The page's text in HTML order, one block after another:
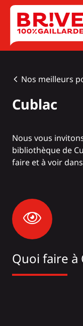
Panneau de gestion
Nos meilleurs
Cublac
Nous vous
bibliothèque de
faire et à voir
Quoi faire à